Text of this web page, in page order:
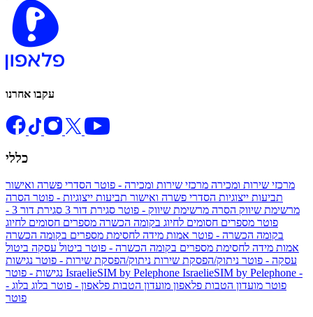
עקבו אחרנו
כללי
מרכזי שירות ומכירה מרכזי שירות ומכירה - פוטר הסדרי פשרה ואישור
תביעות ייצוגיות הסדרי פשרה ואישור תביעות ייצוגיות - פוטר הסרה
מרשימת שיווק הסרה מרשימת שיווק - פוטר סגירת דור 3
סגירת דור 3 -
פוטר מספרים חסומים לחיוג בקומה הכשרה מספרים חסומים לחיוג
בקומה הכשרה - פוטר אמות מידה לחסימת מספרים בקומה הכשרה
אמות מידה לחסימת מספרים בקומה הכשרה - פוטר ביטול עסקה ביטול
עסקה - פוטר ניתוק/הפסקת שירות ניתוק/הפסקת שירות - פוטר נגישות
IsraelieSIM by Pelephone IsraelieSIM by Pelephone -
פוטר מועדון הטבות פלאפון מועדון הטבות פלאפון - פוטר בלוג בלוג -
פוטר